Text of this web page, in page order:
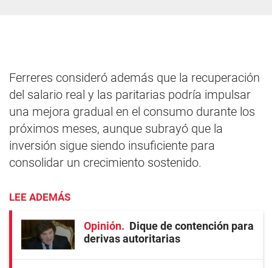
Ferreres consideró además que la recuperación
del salario real y las paritarias podría impulsar
una mejora gradual en el consumo durante los
próximos meses, aunque subrayó que la
inversión sigue siendo insuficiente para
consolidar un crecimiento sostenido.
LEE ADEMÁS
Opinión
Dique de contención para
derivas autoritarias